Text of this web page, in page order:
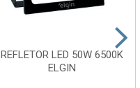
REFLETOR LED 50W 6500K
ELGIN